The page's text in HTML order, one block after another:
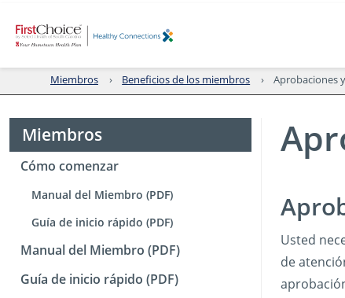
Miembros Beneficios de los miembros Aprobaciones
Miembros
Cómo comenzar
Manual del Miembro (PDF)
Guía de inicio rápido (PDF)
Manual del Miembro (PDF)
Guía de inicio rápido (PDF)
Usted
de